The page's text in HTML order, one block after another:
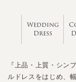
Wedding
Dress
『上品・上質・シン
ルドレスをはじめ、